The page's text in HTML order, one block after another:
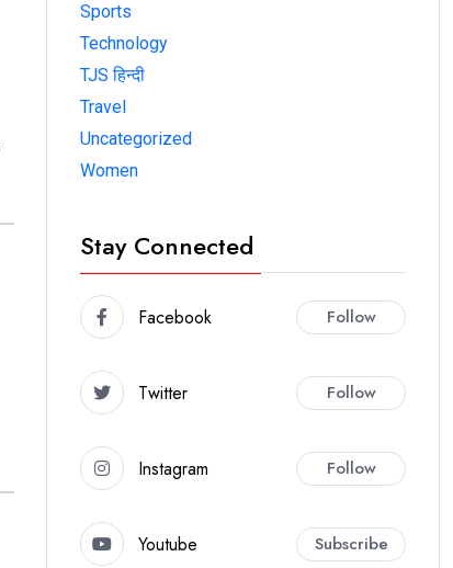
Sports
Technology
TJS हिन्दी
Travel
Uncategorized
Women
Stay Connected
Facebook Follow
Twitter Follow
Instagram Follow
Youtube Subscribe